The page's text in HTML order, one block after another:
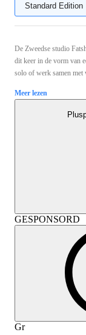
Standard Edition
De Zweedse studio
dit keer in de vorm van
solo of werk samen met
Meer lezen
GESPONSORD
Gr